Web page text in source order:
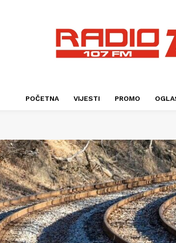
POČETNA VIJESTI PROMO